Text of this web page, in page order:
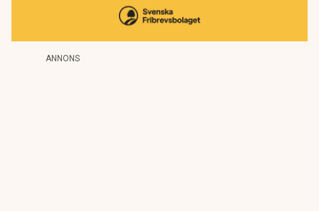
ANNONS